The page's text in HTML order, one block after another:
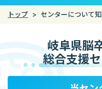
トップ センターについて知
岐阜県脳
総合支援